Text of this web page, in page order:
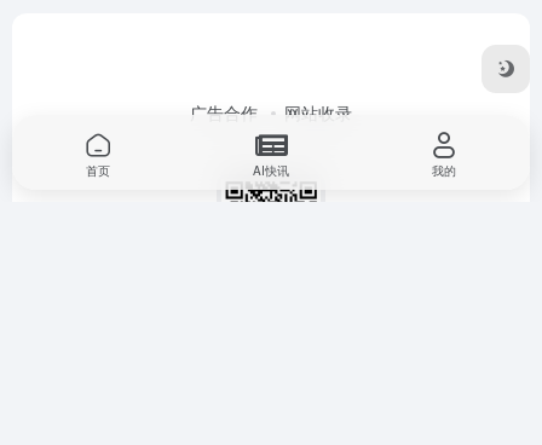
广告合作 网站收录
首页 AI快讯 我的